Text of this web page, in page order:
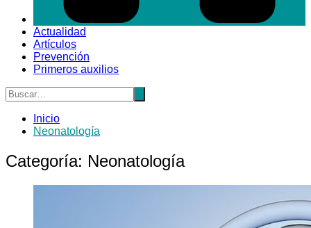
Actualidad
Artículos
Prevención
Primeros auxilios
Inicio
Neonatología
Categoría: Neonatología